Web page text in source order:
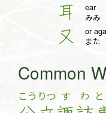
耳 ear
み
又 or
ま
Common
こう りつ す わ と